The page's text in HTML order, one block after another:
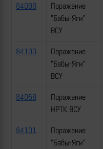
84099
Поражение
"Бабы-Яги"
ВСУ
84100
Поражение
"Бабы-Яги"
ВСУ
84058
Поражение
НРТК ВСУ
84101
Поражение
"Бабы-Яги"